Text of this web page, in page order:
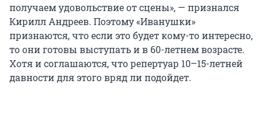
получаем удовольствие от сцены», — признался
Кирилл Андреев. Поэтому «Иванушки»
признаются, что если это будет кому-то интересно,
то они готовы выступать и в 60-летнем возрасте.
Хотя и соглашаются, что репертуар 10–15-летней
давности для этого вряд ли подойдет.